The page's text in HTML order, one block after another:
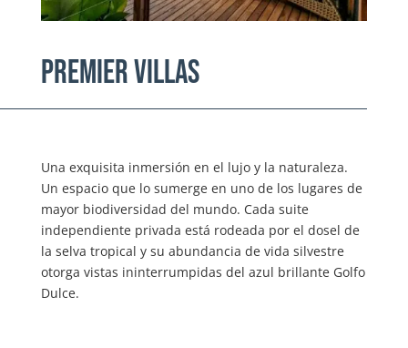
Premier villas
Una exquisita inmersión en el lujo y la naturaleza.
Un espacio que lo sumerge en uno de los lugares de
mayor biodiversidad del mundo. Cada suite
independiente privada está rodeada por el dosel de
la selva tropical y su abundancia de vida silvestre
otorga vistas ininterrumpidas del azul brillante Golfo
Dulce.